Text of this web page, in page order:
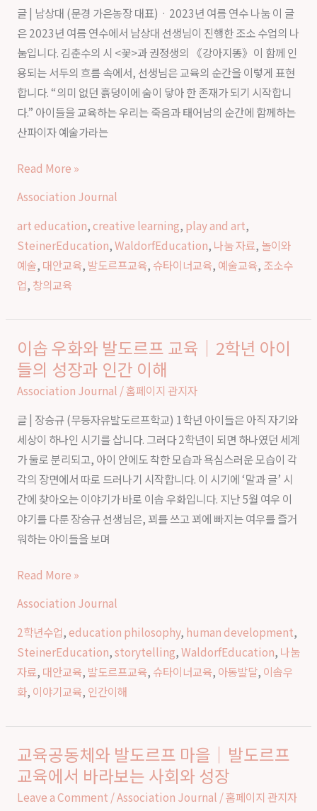
의
성
장
글 | 남상대 (문경 가은농장 대표) · 2023년 여름 연수 나눔 이 글
은 2023년 여름 연수에서 남상대 선생님이 진행한 조소 수업의 나
눔입니다. 김춘수의 시 <꽃>과 권정생의 《강아지똥》이 함께 인
용되는 서두의 흐름 속에서, 선생님은 교육의 순간을 이렇게 표현
합니다. “의미 없던 흙덩이에 숨이 닿아 한 존재가 되기 시작합니
다.” 아이들을 교육하는 우리는 죽음과 태어남의 순간에 함께하는
산파이자 예술가라는
그
리
고
작
품
｜
발
르
프
나
예
술
과
놀
이
의
본
질
Read More »
Association Journal
art education,creative learning, play and art,
SteinerEducation,WaldorfEducation, 나눔 자료, 놀이와
예술, 대안교육, 발도르프교육, 슈타이너교육, 예술교육, 조소수
업, 창의교육
이솝 우화와 발도르프 교육｜2학년 아이
들의 성장과 인간 이해
Association Journal /홈페이지 관지자
글 | 장승규 (무등자유발도르프학교) 1학년 아이들은 아직 자기와
세상이 하나인 시기를 삽니다. 그러다 2학년이 되면 하나였던 세계
가 둘로 분리되고, 아이 안에도 착한 모습과 욕심스러운 모습이 각
각의 장면에서 따로 드러나기 시작합니다. 이 시기에 ‘말과 글’ 시
간에 찾아오는 이야기가 바로 이솝 우화입니다. 지난 5월 여우 이
야기를 다룬 장승규 선생님은, 꾀를 쓰고 꾀에 빠지는 여우를 즐거
워하는 아이들을 보며
이
솝
우
와
발
도
르
프
교
육
2
학
이
들
성
과
인
간
Read More »
Association Journal
2학년수업,education philosophy, human development,
SteinerEducation,storytelling,WaldorfEducation, 나눔
자료, 대안교육, 발도르프교육, 슈타이너교육, 아동발달, 이솝우
화, 이야기교육, 인간이해
교육공동체와 발도르프 마을｜발도르프
교육에서 바라보는 사회와 성장
Leave a Comment /Association Journal /홈페이지 관지자
교
육
공